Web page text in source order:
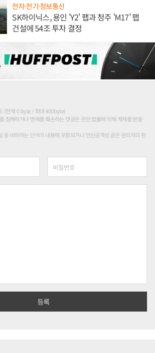
전자·전기·정보통신
SK하이닉스, 용인 'Y2' 팹과 청주 'M17' 팹
건설에 54조 투자 결정
. (현재 0 byte / 최대 400byte)
침해하거나 명예를 훼손하는 댓글은 관련 법률에 의해 제재를 받을
등 비하하는 단어가 내용에 포함되거나 인신공격성 글은 관리자의 판